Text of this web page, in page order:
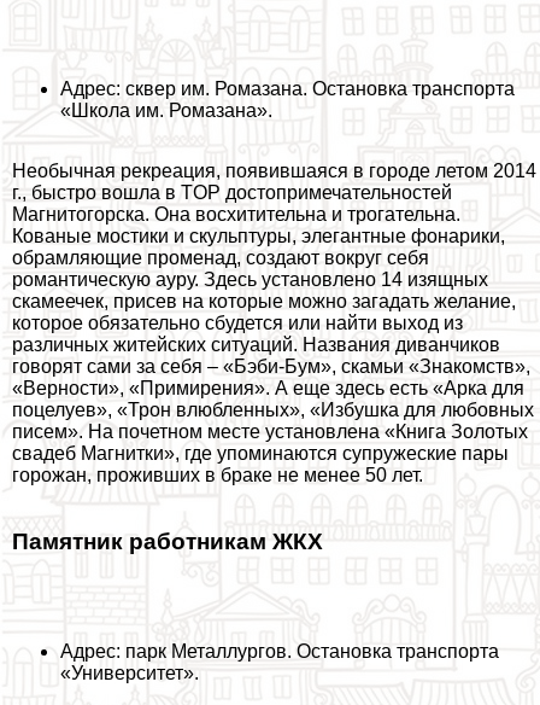
Адрес: сквер им. Ромазана. Остановка трaнcпорта
«Школа им. Ромазана».
Необычная рекреация, появившаяся в городе летом 2014
г., быстро вошла в TOP достопримечательностей
Магнитогорска. Она восхитительна и трогательна.
Кованые мостики и скульптуры, элегантные фонарики,
обрамляющие променад, создают вокруг себя
романтическую ауру. Здесь установлено 14 изящных
скамеечек, присев на которые можно загадать желание,
которое обязательно сбудется или найти выход из
различных житейских ситуаций. Названия диванчиков
говорят сами за себя – «Бэби-Бум», скамьи «Знакомств»,
«Верности», «Примирения». А еще здесь есть «Арка для
поцелуев», «Трон влюбленных», «Избушка для любовных
писем». На почетном месте установлена «Книга Золотых
свадеб Магнитки», где упоминаются супружеские пары
горожан, проживших в бpaке не менее 50 лет.
Памятник работникам ЖКХ
Адрес: парк Металлургов. Остановка трaнcпорта
«Университет».